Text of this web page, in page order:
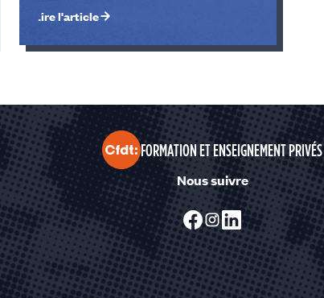
Lire l'article
FORMATION ET ENSEIGNEMENT PRIVÉS
Nous suivre